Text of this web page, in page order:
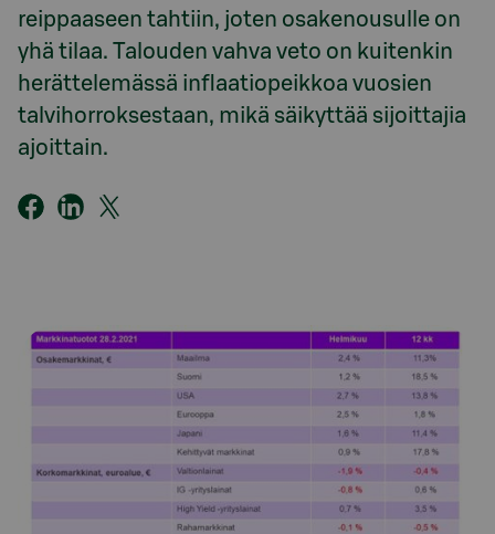
reippaaseen tahtiin, joten osakenousulle on
yhä tilaa. Talouden vahva veto on kuitenkin
herättelemässä inflaatiopeikkoa vuosien
talvihorroksestaan, mikä säikyttää sijoittajia
ajoittain.